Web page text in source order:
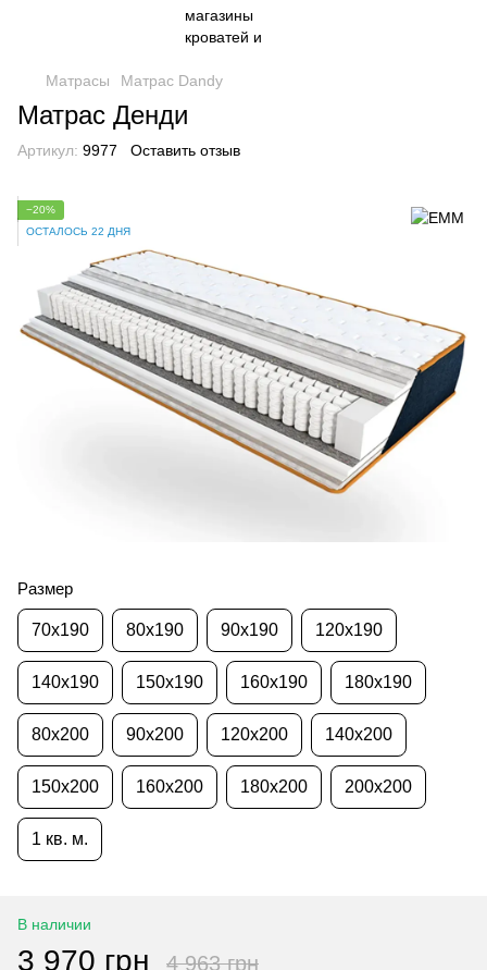
Матрасы Матрас Dandy
Матрас Денди
Артикул: 9977 Оставить отзыв
−20%
ОСТАЛОСЬ 22 ДНЯ
Размер
70x190 80x190 90x190 120x190
140x190 150x190 160x190 180x190
80x200 90x200 120x200 140x200
150x200 160x200 180x200 200x200
1 кв. м.
В наличии
3 970 грн 4 963 грн